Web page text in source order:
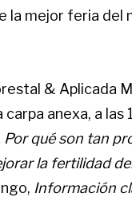
la mejor feria del
& Aplicada
anexa, a las
qué son tan
la fertilidad
Información